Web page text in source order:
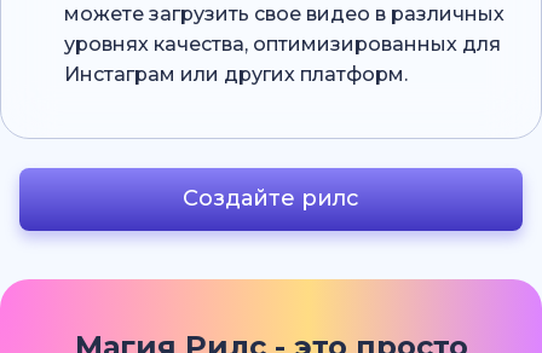
можете загрузить свое видео в различных
уровнях качества, оптимизированных для
Инстаграм или других платформ.
Создайте рилс